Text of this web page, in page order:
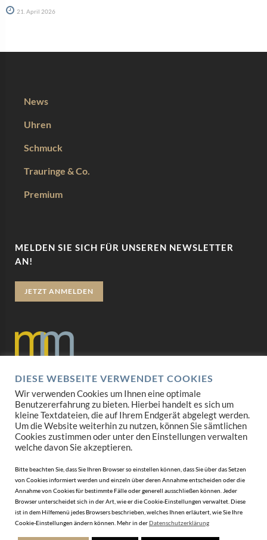
21. April 2026
News
Uhren
Schmuck
Trauringe & Co.
Premium
MELDEN SIE SICH FÜR UNSEREN NEWSLETTER
AN!
JETZT ANMELDEN
Datenschutz
Impressum
AGB
DIESE WEBSEITE VERWENDET COOKIES
Wir verwenden Cookies um Ihnen eine optimale
Benutzererfahrung zu bieten. Hierbei handelt es sich um
kleine Textdateien, die auf Ihrem Endgerät abgelegt werden.
Um die Website weiterhin zu nutzen, können Sie sämtlichen
Cookies zustimmen oder unter den Einstellungen verwalten
welche davon Sie akzeptieren.
Bitte beachten Sie, dass Sie Ihren Browser so einstellen können, dass Sie über das Setzen
von Cookies informiert werden und einzeln über deren Annahme entscheiden oder die
Annahme von Cookies für bestimmte Fälle oder generell ausschließen können. Jeder
Browser unterscheidet sich in der Art, wie er die Cookie-Einstellungen verwaltet. Diese
ist in dem Hilfemenü jedes Browsers beschrieben, welches Ihnen erläutert, wie Sie Ihre
Cookie-Einstellungen ändern können. Mehr in derDatenschutzerklärung